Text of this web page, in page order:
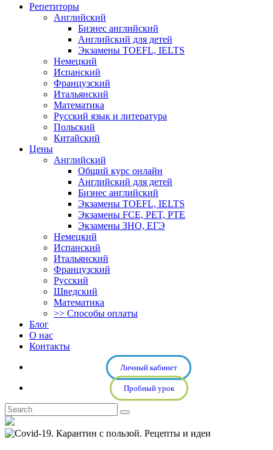
Репетиторы
Английский
Бизнес английский
Английский для детей
Экзамены TOEFL, IELTS
Немецкий
Испанский
Французский
Итальянский
Математика
Русский язык и литература
Польский
Китайский
Цены
Английский
Общий курс онлайн
Английский для детей
Бизнес английский
Экзамены TOEFL, IELTS
Экзамены FCE, PET, PTE
Экзамены ЗНО, ЕГЭ
Немецкий
Испанский
Итальянский
Французский
Русский
Шведский
Математика
>> Способы оплаты
Блог
О нас
Контакты
Личный кабинет
Пробный урок